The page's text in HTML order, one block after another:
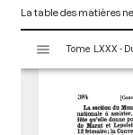
La table des matières
s